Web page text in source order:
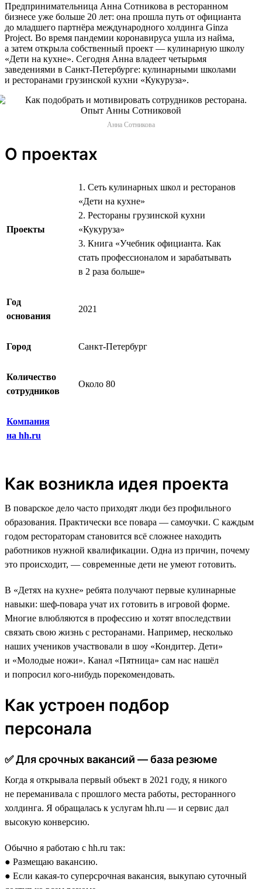
Предпринимательница Анна Сотникова в ресторанном
бизнесе уже больше 20 лет: она прошла путь от официанта
до младшего партнёра международного холдинга Ginza
Project. Во время пандемии коронавируса ушла из найма,
а затем открыла собственный проект — кулинарную школу
«Дети на кухне». Сегодня Анна владеет четырьмя
заведениями в Санкт-Петербурге: кулинарными школами
и ресторанами грузинской кухни «Кукуруза».
Анна Сотникова
О проектах
Проекты
1. Сеть кулинарных школ и ресторанов
«Дети на кухне»
2. Рестораны грузинской кухни
«Кукуруза»
3. Книга «Учебник официанта. Как
стать профессионалом и зарабатывать
в 2 раза больше»
Год
основания
2021
Город Санкт-Петербург
Количество
сотрудников
Около 80
Компания
на hh.ru
Как возникла идея проекта
В поварское дело часто приходят люди без профильного
образования. Практически все повара — самоучки. С каждым
годом рестораторам становится всё сложнее находить
работников нужной квалификации. Одна из причин, почему
это происходит, — современные дети не умеют готовить.
В «Детях на кухне» ребята получают первые кулинарные
навыки: шеф-повара учат их готовить в игровой форме.
Многие влюбляются в профессию и хотят впоследствии
связать свою жизнь с ресторанами. Например, несколько
наших учеников участвовали в шоу «Кондитер. Дети»
и «Молодые ножи». Канал «Пятница» сам нас нашёл
и попросил кого-нибудь порекомендовать.
Как устроен подбор
персонала
✅ Для срочных вакансий — база резюме
Когда я открывала первый объект в 2021 году, я никого
не переманивала с прошлого места работы, ресторанного
холдинга. Я обращалась к услугам hh.ru — и сервис дал
высокую конверсию.
Обычно я работаю с hh.ru так:
● Размещаю вакансию.
● Если какая-то суперсрочная вакансия, выкупаю суточный